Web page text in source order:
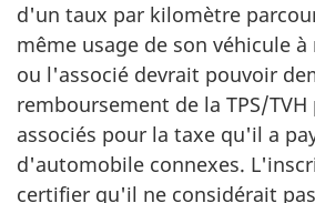
d'un taux par kilomètre
même usage de son véhicule
ou l'associé devrait pouvoir
remboursement de la TPS/
associés pour la taxe qu'il a
d'automobile connexes.
certifier qu'il ne considérait